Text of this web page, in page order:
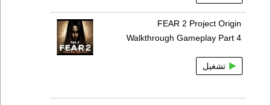
FEAR 2 Project Origin
Walkthrough Gameplay Part 4
تشغيل